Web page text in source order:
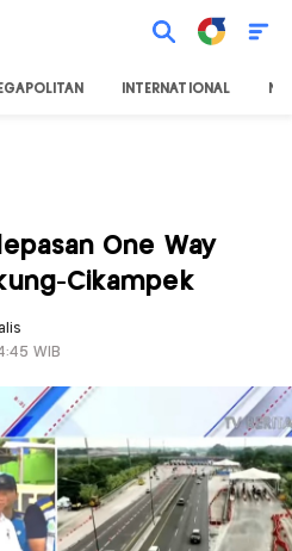
INTERNATIONAL
One Way
Cikampek
WIB